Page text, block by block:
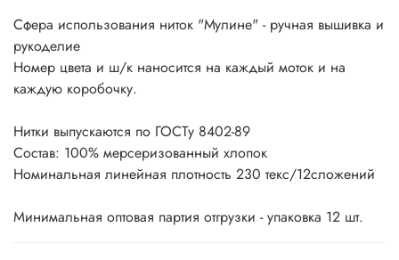
Сфера использования ниток "Мулине" - ручная вышивка и
рукоделие
Номер цвета и ш/к наносится на каждый моток и на
каждую коробочку.
Нитки выпускаются по ГОСТу 8402-89
Состав: 100% мерсеризованный хлопок
Номинальная линейная плотность 230 текс/12сложений
Минимальная оптовая партия отгрузки - упаковка 12 шт.